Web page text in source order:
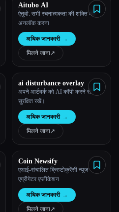
Aitubo AI
ऐतुबो: सभी रचनात्मकता की शक्ति को
अनलॉक करना
अधिक जानकारी →
मिलने जाना↗︎
ai disturbance overlay
अपने आर्टवर्क को AI कॉपी करने से
सुरक्षित रखें।
अधिक जानकारी →
मिलने जाना↗︎
Coin Newsify
एआई-संचालित क्रिप्टोकुरेंसी न्यूज़
एग्रीगेटर एप्लीकेशन
अधिक जानकारी →
मिलने जाना↗︎